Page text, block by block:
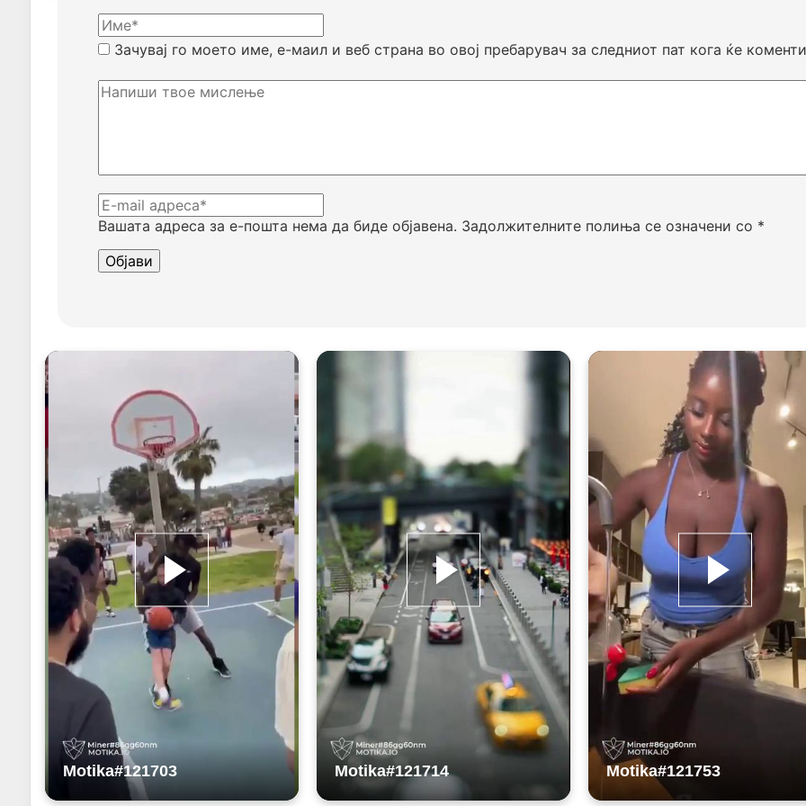
Вашата адреса за е-пошта нема да биде објавена. Задолжителните полиња се означени со *
Зачувај го моето име, е-маил и веб страна во овој пребарувач за следниот пат кога ќе